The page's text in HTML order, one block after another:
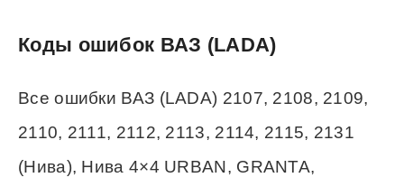
Коды ошибок ВАЗ (LADA)
Все ошибки ВАЗ (LADA) 2107, 2108, 2109,
2110, 2111, 2112, 2113, 2114, 2115, 2131
(Нива), Нива 4×4 URBAN, GRANTA,